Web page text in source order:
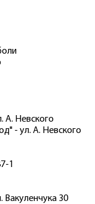
А. Невского
- ул. А. Невского
1
Вакуленчука 30